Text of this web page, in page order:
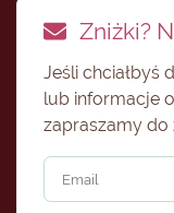
Zniżki?
Jeśli chciałbyś
lub informacje o
zapraszamy do